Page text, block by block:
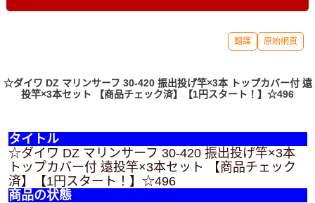
翻譯 原始網頁
☆ダイワ DZ マリンサーフ 30-420 振出投げ竿×3本 トップカバー付 遠
投竿×3本セット 【商品チェック済】【1円スタート！】☆496
タイトル
☆ダイワ DZ マリンサーフ 30-420 振出投げ竿×3本
トップカバー付 遠投竿×3本セット 【商品チェック
済】【1円スタート！】☆496
商品の状態